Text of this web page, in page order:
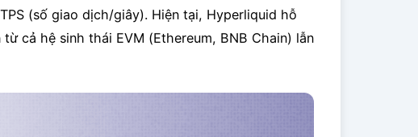
(số giao dịch/giây). Hiện tại, Hyperliquid hỗ
cả hệ sinh thái EVM (Ethereum, BNB Chain) lẫn